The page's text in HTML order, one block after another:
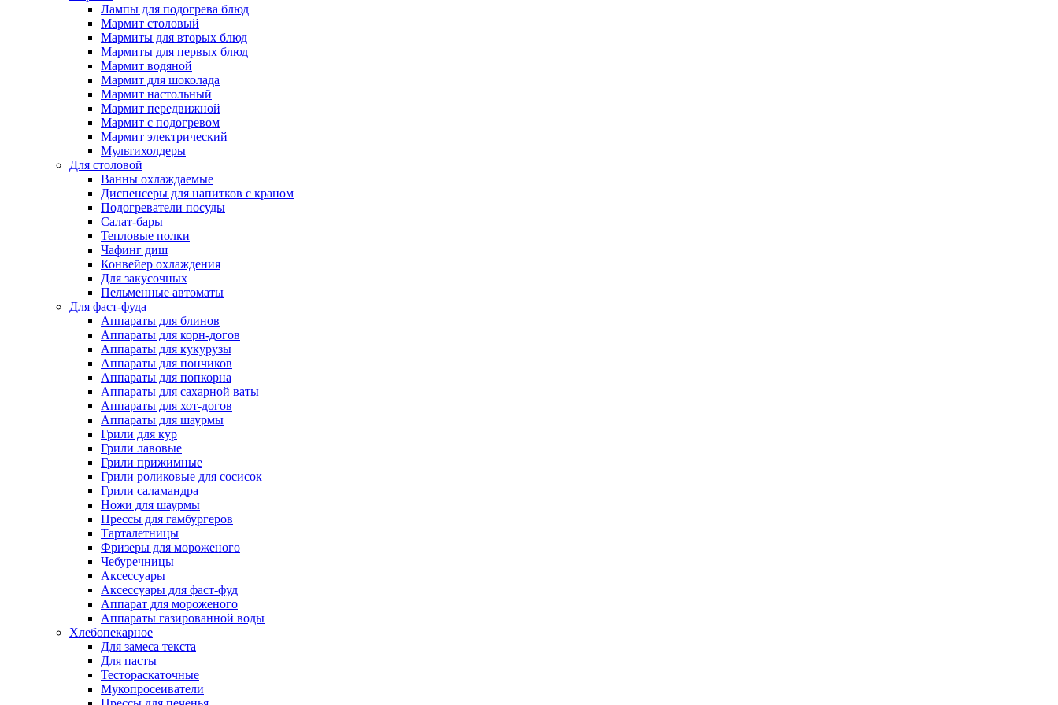
Лампы для подогрева блюд
Мармит столовый
Мармиты для вторых блюд
Мармиты для первых блюд
Мармит водяной
Мармит для шоколада
Мармит настольный
Мармит передвижной
Мармит с подогревом
Мармит электрический
Мультихолдеры
Для столовой
Ванны охлаждаемые
Диспенсеры для напитков с краном
Подогреватели посуды
Салат-бары
Тепловые полки
Чафинг диш
Конвейер охлаждения
Для закусочных
Пельменные автоматы
Для фаст-фуда
Аппараты для блинов
Аппараты для корн-догов
Аппараты для кукурузы
Аппараты для пончиков
Аппараты для попкорна
Аппараты для сахарной ваты
Аппараты для хот-догов
Аппараты для шаурмы
Грили для кур
Грили лавовые
Грили прижимные
Грили роликовые для сосисок
Грили саламандра
Ножи для шаурмы
Прессы для гамбургеров
Тарталетницы
Фризеры для мороженого
Чебуречницы
Аксессуары
Аксессуары для фаст-фуд
Аппарат для мороженого
Аппараты газированной воды
Хлебопекарное
Для замеса текста
Для пасты
Тестораскаточные
Мукопросеиватели